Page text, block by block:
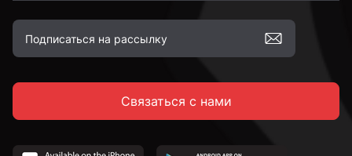
Связаться с нами